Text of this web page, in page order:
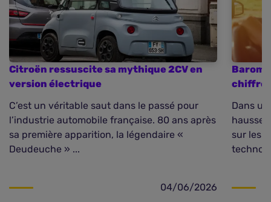
Citroën ressuscite sa mythique 2CV en
version électrique
C’est un véritable saut dans le passé pour
l’industrie automobile française. 80 ans après
sa première apparition, la légendaire «
Deudeuche » ...
04/06/2026
chiffres
Dans
hausse
sur les